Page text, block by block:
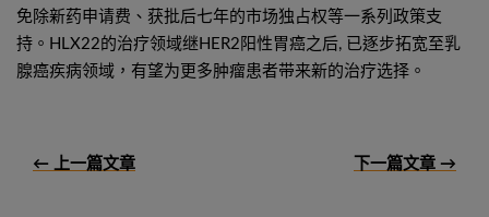
免除新药申请费、获批后七年的市场独占权等一系列政策支
持。HLX22的治疗领域继HER2阳性胃癌之后, 已逐步拓宽至乳
腺癌疾病领域，有望为更多肿瘤患者带来新的治疗选择。
← 上一篇文章 下一篇文章 →